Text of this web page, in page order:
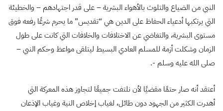
النبي من الضياع والتلوث بالأهواء البشرية – على قدر اجتهادهم – والخطيئة
التي يرتكبها أدعياء الحفاظ على الدين هي “تقديس” ما يحرم شرعًا رفعه فوق
مستوى البشرية، والتغاضي عن الاختلافات والخلافات التي كانت على طول
الزمان وشكلت أزمة للمسلم العادي البسيط ليتلقى مواعظ وحكم النبي –
صلى الله عليه وسلم -.
أعتقد أنه صار حتمًا مقضيًا لأن نلتفت جميعًا لتجاوز هذه المعركة التي
أهدرت الكثير من الجهود دون طائل، لغياب إخلاص النية وغياب الإذعان